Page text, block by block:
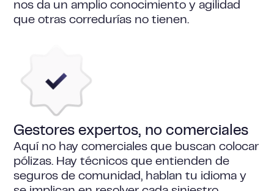
nos da un amplio conocimiento y agilidad
que otras corredurías no tienen.
Gestores expertos, no comerciales
Aquí no hay comerciales que buscan colocar
pólizas. Hay técnicos que entienden de
seguros de comunidad, hablan tu idioma y